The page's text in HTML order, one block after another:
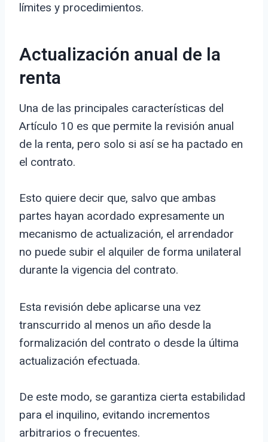
límites y procedimientos.
Actualización anual de la
renta
Una de las principales características del
Artículo 10 es que permite la revisión anual
de la renta, pero solo si así se ha pactado en
el contrato.
Esto quiere decir que, salvo que ambas
partes hayan acordado expresamente un
mecanismo de actualización, el arrendador
no puede subir el alquiler de forma unilateral
durante la vigencia del contrato.
Esta revisión debe aplicarse una vez
transcurrido al menos un año desde la
formalización del contrato o desde la última
actualización efectuada.
De este modo, se garantiza cierta estabilidad
para el inquilino, evitando incrementos
arbitrarios o frecuentes.